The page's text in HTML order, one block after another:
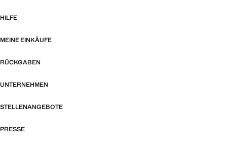
HILFE
MEINE EINKÄUFE
RÜCKGABEN
UNTERNEHMEN
STELLENANGEBOTE
PRESSE